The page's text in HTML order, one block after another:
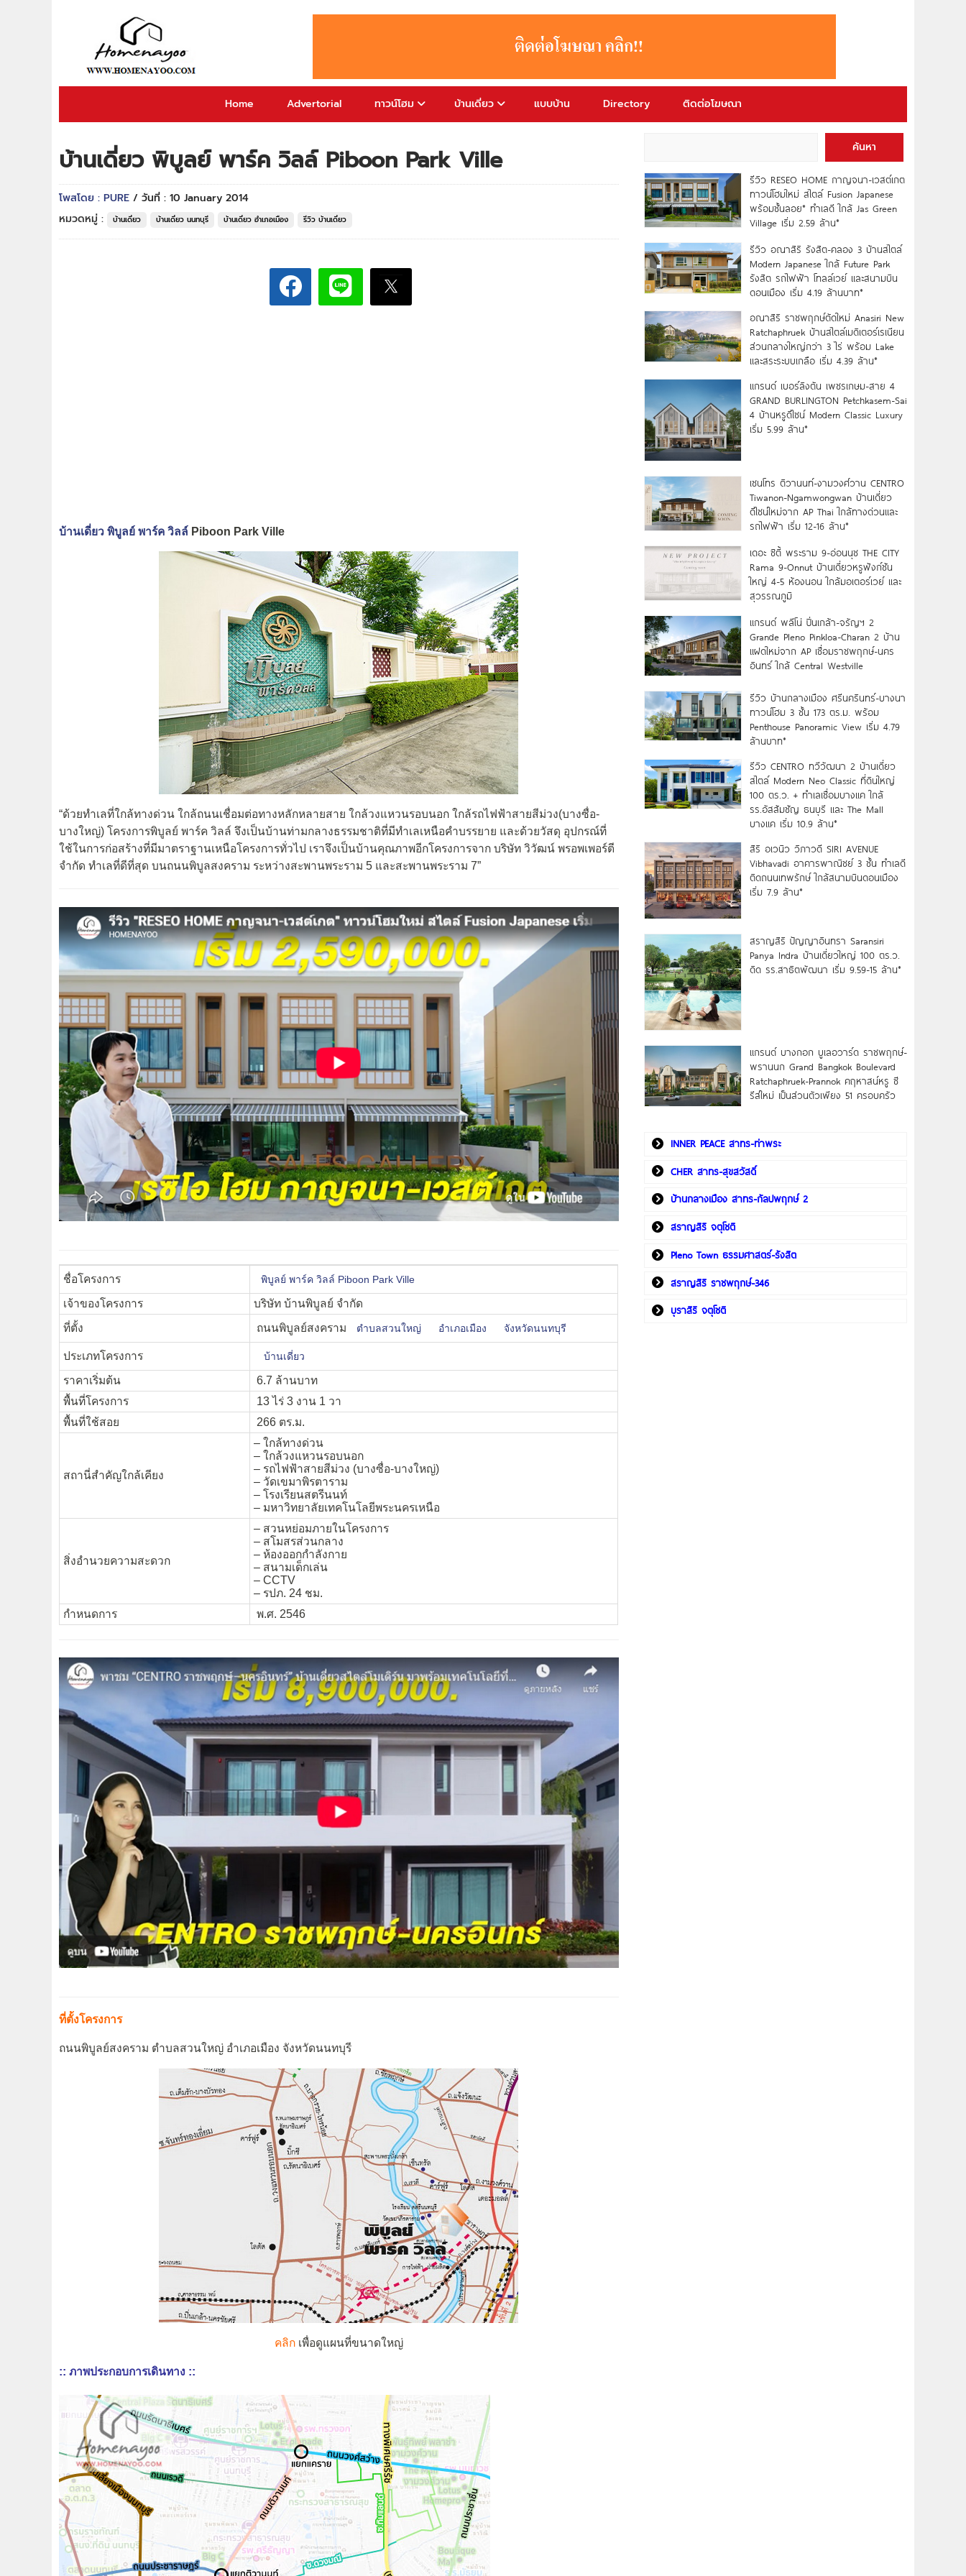
Home Advertorial ทาวน์โฮม บ้านเดี่ยว แบบบ้าน Directory ติดต่อโฆษณา
บ้านเดี่ยว พิบูลย์ พาร์ค วิลล์ Piboon Park Ville
โพสโดย : PURE / วันที่ : 10 January 2014
หมวดหมู่ :
บ้านเดี่ยว บ้านเดี่ยว นนทบุรี บ้านเดี่ยว อำเภอเมือง รีวิว บ้านเดี่ยว
บ้านเดี่ยว พิบูลย์ พาร์ค วิลล์ Piboon Park Ville
“ด้วยทำเลที่ใกล้ทางด่วน ใกล้ถนนเชื่อมต่อทางหลักหลายสาย ใกล้วงแหวนรอบนอก ใกล้รถไฟฟ้าสายสีม่วง(บางซื่อ-
บางใหญ่) โครงการพิบูลย์ พาร์ค วิลล์ จึงเป็นบ้านท่ามกลางธรรมชาติที่มีทำเลเหนือคำบรรยาย และด้วยวัสดุ อุปกรณ์ที่
ใช้ในการก่อสร้างที่มีมาตราฐานเหนือโครงการทั่วไป เราจึงเป็นบ้านคุณภาพอีกโครงการจาก บริษัท วิวัฒน์ พรอพเพอร์ตี
จำกัด ทำเลที่ดีที่สุด บนถนนพิบูลสงคราม ระหว่างสะพานพระราม 5 และสะพานพระราม 7”
ชื่อโครงการ พิบูลย์ พาร์ค วิลล์ Piboon Park Ville
เจ้าของโครงการ
บริษัท บ้านพิบูลย์ จำกัด
ที่ตั้ง
ถนนพิบูลย์สงคราม ตำบลสวนใหญ่ อำเภอเมือง จังหวัดนนทบุรี
ประเภทโครงการ บ้านเดี่ยว
ราคาเริ่มต้น
6.7 ล้านบาท
พื้นที่โครงการ
13 ไร่ 3 งาน 1 วา
พื้นที่ใช้สอย
266 ตร.ม.
สถานี่สำคัญใกล้เคียง
– ใกล้ทางด่วน
– ใกล้วงแหวนรอบนอก
– รถไฟฟ้าสายสีม่วง (บางซื่อ-บางใหญ่)
– วัดเขมาพิรตาราม
– โรงเรียนสตรีนนท์
– มหาวิทยาลัยเทคโนโลยีพระนครเหนือ
สิ่งอำนวยความสะดวก
– สวนหย่อมภายในโครงการ
– สโมสรส่วนกลาง
– ห้องออกกำลังกาย
– สนามเด็กเล่น
– CCTV
– รปภ. 24 ชม.
กำหนดการ
พ.ศ. 2546
ที่ตั้งโครงการ
ถนนพิบูลย์สงคราม ตำบลสวนใหญ่ อำเภอเมือง จังหวัดนนทบุรี
คลิกเพื่อดูแผนที่ขนาดใหญ่
:: ภาพประกอบการเดินทาง ::
ค้นหา
รีวิว RESEO HOME กาญจนา-เวสต์เกต
ทาวน์โฮมใหม่ สไตล์ Fusion Japanese
พร้อมชั้นลอย* ทำเลดี ใกล้ Jas Green
Village เริ่ม 2.59 ล้าน*
รีวิว อณาสิริ รังสิต-คลอง 3 บ้านสไตล์
Modern Japanese ใกล้ Future Park
รังสิต รถไฟฟ้า โทลล์เวย์ และสนามบิน
ดอนเมือง เริ่ม 4.19 ล้านบาท*
อณาสิริ ราชพฤกษ์ตัดใหม่ Anasiri New
Ratchaphruek บ้านสไตล์เมดิเตอร์เรเนียน
ส่วนกลางใหญ่กว่า 3 ไร่ พร้อม Lake
และสระระบบเกลือ เริ่ม 4.39 ล้าน*
แกรนด์ เบอร์ลิงตัน เพชรเกษม-สาย 4
GRAND BURLINGTON Petchkasem-Sai
4 บ้านหรูดีไซน์ Modern Classic Luxury
เริ่ม 5.99 ล้าน*
เซนโทร ติวานนท์-งามวงศ์วาน CENTRO
Tiwanon-Ngamwongwan บ้านเดี่ยว
ดีไซน์ใหม่จาก AP Thai ใกล้ทางด่วนและ
รถไฟฟ้า เริ่ม 12-16 ล้าน*
เดอะ ซิตี้ พระราม 9-อ่อนนุช THE CITY
Rama 9-Onnut บ้านเดี่ยวหรูฟังก์ชัน
ใหญ่ 4-5 ห้องนอน ใกล้มอเตอร์เวย์ และ
สุวรรณภูมิ
แกรนด์ พลีโน่ ปิ่นเกล้า-จรัญฯ 2
Grande Pleno Pinkloa-Charan 2 บ้าน
แฝดใหม่จาก AP เชื่อมราชพฤกษ์-นคร
อินทร์ ใกล้ Central Westville
รีวิว บ้านกลางเมือง ศรีนครินทร์-บางนา
ทาวน์โฮม 3 ชั้น 173 ตร.ม. พร้อม
Penthouse Panoramic View เริ่ม 4.79
ล้านบาท*
รีวิว CENTRO ทวีวัฒนา 2 บ้านเดี่ยว
สไตล์ Modern Neo Classic ที่ดินใหญ่
100 ตร.ว. + ทำเลเชื่อมบางแค ใกล้
รร.อัสสัมชัญ ธนบุรี และ The Mall
บางแค เริ่ม 10.9 ล้าน*
สิริ อเวนิว วิภาวดี SIRI AVENUE
Vibhavadi อาคารพาณิชย์ 3 ชั้น ทำเลดี
ติดถนนเทพรักษ์ ใกล้สนามบินดอนเมือง
เริ่ม 7.9 ล้าน*
สราญสิริ ปัญญาอินทรา Saransiri
Panya Indra บ้านเดี่ยวใหญ่ 100 ตร.ว.
ดิด รร.สาธิตพัฒนา เริ่ม 9.59-15 ล้าน*
แกรนด์ บางกอก บูเลอวาร์ด ราชพฤกษ์-
พรานนก Grand Bangkok Boulevard
Ratchaphruek-Prannok คฤหาสน์หรู ซี
รีส์ใหม่ เป็นส่วนตัวเพียง 51 ครอบครัว
INNER PEACE สาทร-ท่าพระ
CHER สาทร-สุขสวัสดิ์
บ้านกลางเมือง สาทร-กัลปพฤกษ์ 2
สราญสิริ จตุโชติ
Pleno Town ธรรมศาสตร์-รังสิต
สราญสิริ ราชพฤกษ์-346
บุราสิริ จตุโชติ